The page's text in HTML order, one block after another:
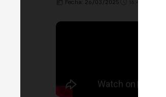
Fecha: 26/03/2025